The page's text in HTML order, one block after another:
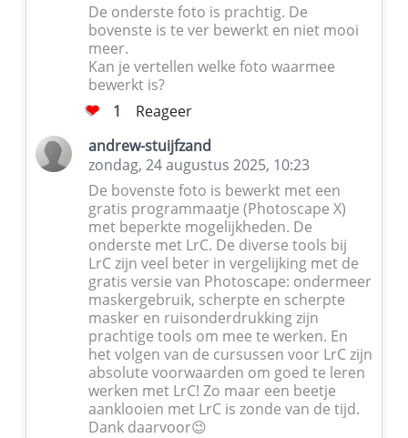
De onderste foto is prachtig. De
bovenste is te ver bewerkt en niet mooi
meer.
Kan je vertellen welke foto waarmee
bewerkt is?
1
Reageer
andrew-stuijfzand
zondag, 24 augustus 2025, 10:23
De bovenste foto is bewerkt met een
gratis programmaatje (Photoscape X)
met beperkte mogelijkheden. De
onderste met LrC. De diverse tools bij
LrC zijn veel beter in vergelijking met de
gratis versie van Photoscape: ondermeer
maskergebruik, scherpte en scherpte
masker en ruisonderdrukking zijn
prachtige tools om mee te werken. En
het volgen van de cursussen voor LrC zijn
absolute voorwaarden om goed te leren
werken met LrC! Zo maar een beetje
aanklooien met LrC is zonde van de tijd.
Dank daarvoor😉